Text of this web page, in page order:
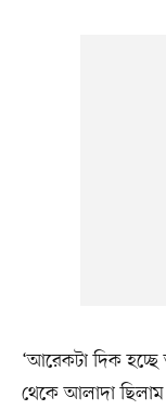
‘আরেকটা দিক
থেকে আলাদা